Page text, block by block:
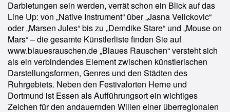
Darbietungen sein werden, verrät schon ein Blick auf das
Line Up: von „Native Instrument“ über „Jasna Velickovic“
oder „Marsen Jules“ bis zu „Demdike Stare“ und „Mouse on
Mars“ – die gesamte Künstlerliste finden Sie auf
www.blauesrauschen.de „Blaues Rauschen“ versteht sich
als ein verbindendes Element zwischen künstlerischen
Darstellungsformen, Genres und den Städten des
Ruhrgebiets. Neben den Festivalorten Herne und
Dortmund ist Essen als Aufführungsort ein wichtiges
Zeichen für den andauernden Willen einer überregionalen